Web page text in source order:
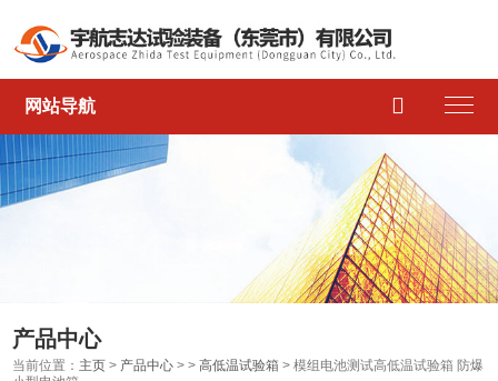
网站导航 
产品中心
当前位置： 主页 > 产品中心 > >高低温试验箱 > 模组电池测试高低温试验箱 防爆